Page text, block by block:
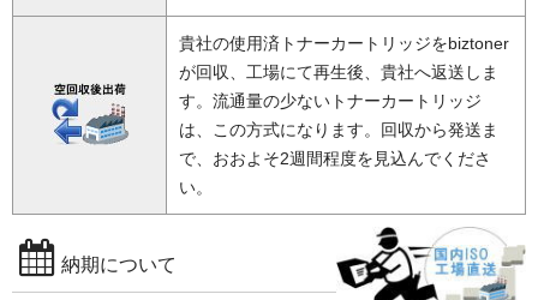
貴社の使用済トナーカートリッジをbiztoner
が回収、工場にて再生後、貴社へ返送しま
す。流通量の少ないトナーカートリッジ
は、この方式になります。回収から発送ま
で、おおよそ2週間程度を見込んでくださ
い。
納期について